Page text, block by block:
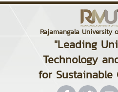
Rajamangala University
"Leading
Technology
for Sustainable